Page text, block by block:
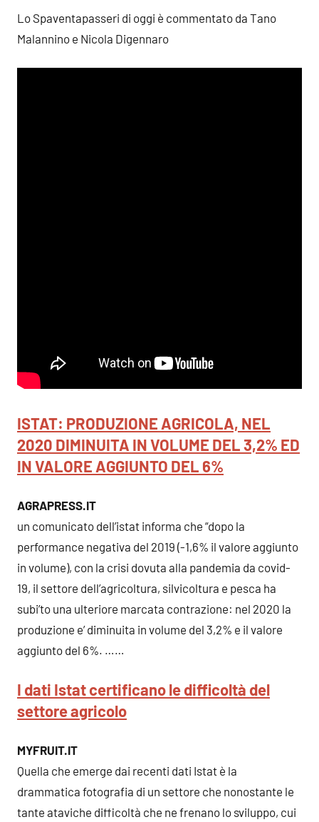
Lo Spaventapasseri di oggi è commentato da Tano
Malannino e Nicola Digennaro
ISTAT: PRODUZIONE AGRICOLA, NEL
2020 DIMINUITA IN VOLUME DEL 3,2% ED
IN VALORE AGGIUNTO DEL 6%
AGRAPRESS.IT
un comunicato dell’istat informa che “dopo la
performance negativa del 2019 (-1,6% il valore aggiunto
in volume), con la crisi dovuta alla pandemia da covid-
19, il settore dell’agricoltura, silvicoltura e pesca ha
subi’to una ulteriore marcata contrazione: nel 2020 la
produzione e’ diminuita in volume del 3,2% e il valore
aggiunto del 6%. ……
I dati Istat certificano le difficoltà del
settore agricolo
MYFRUIT.IT
Quella che emerge dai recenti dati Istat è la
drammatica fotografia di un settore che nonostante le
tante ataviche difficoltà che ne frenano lo sviluppo, cui